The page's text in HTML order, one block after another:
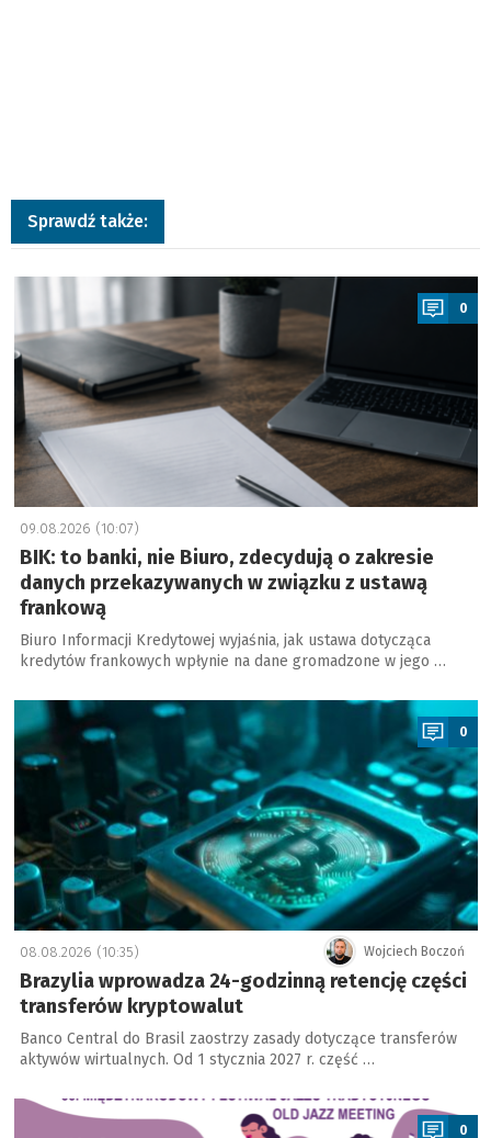
Sprawdź także:
a
0
09.08.2026 (10:07)
BIK: to banki, nie Biuro, zdecydują o zakresie
danych przekazywanych w związku z ustawą
frankową
Biuro Informacji Kredytowej wyjaśnia, jak ustawa dotycząca
kredytów frankowych wpłynie na dane gromadzone w jego …
a
0
Wojciech Boczoń
08.08.2026 (10:35)
Brazylia wprowadza 24-godzinną retencję części
transferów kryptowalut
Banco Central do Brasil zaostrzy zasady dotyczące transferów
aktywów wirtualnych. Od 1 stycznia 2027 r. część …
a
0